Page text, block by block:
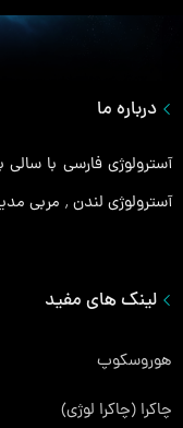
لینک های مفید
هوروسکوپ
چاکرا (چاکرا لوژی)
درباره ما
آسترولوژی فارسی با سالی
آسترولوژی لندن ٬ مربی مدیتیشن نپال و مستر EFT